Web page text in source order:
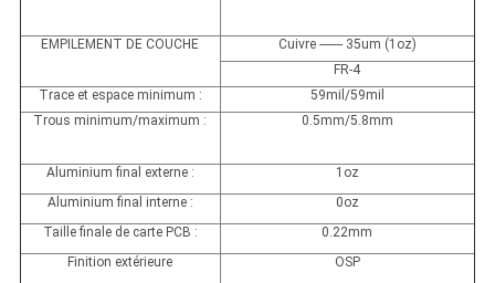
EMPILEMENT DE COUCHE
Cuivre ------- 35um (1oz)
FR-4
Trace et espace minimum :
59mil/59mil
Trous minimum/maximum :
0.5mm/5.8mm
Aluminium final externe :
1oz
Aluminium final interne :
0oz
Taille finale de carte PCB :
0.22mm
Finition extérieure
OSP